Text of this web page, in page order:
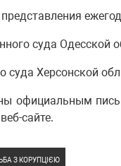
суда Одесской
суда Херсонской
официальным
сайте.
З КОРУПЦІЄЮ